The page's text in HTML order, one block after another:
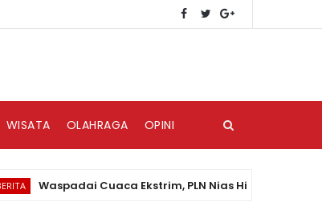
WISATA OLAHRAGA OPINI
Cuaca Ekstrim, PLN Nias Himbau Masyarakat